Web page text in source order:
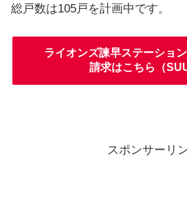
総戸数は105戸を計画中です。
ライオンズ諫早ステーショ
請求はこちら（
スポンサーリ